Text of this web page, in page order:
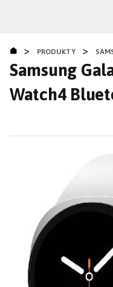
obsahu
> PRODUKTY >
Samsung
Watch4